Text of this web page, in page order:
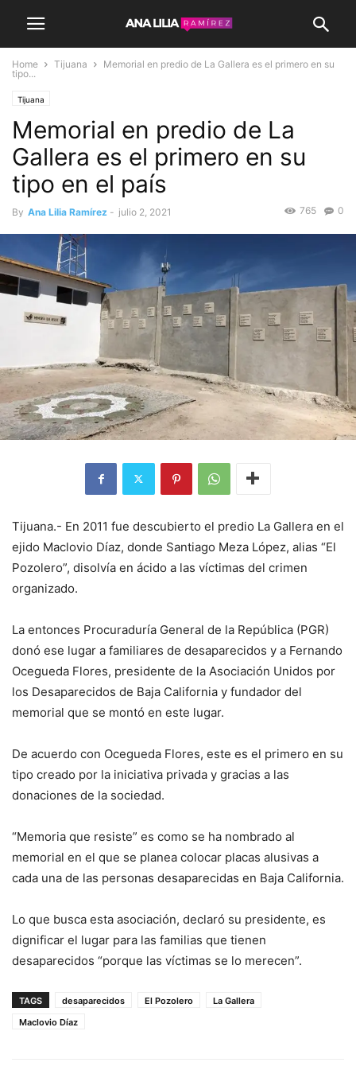
Home Tijuana
Memorial en predio de La Gallera es el primero en su
tipo...
Tijuana
Memorial en predio de La
Gallera es el primero en su
tipo en el país
By Ana Lilia Ramírez - julio 2, 2021 0
765
Tijuana.- En 2011 fue descubierto el predio La Gallera en el
ejido Maclovio Díaz, donde Santiago Meza López, alias “El
Pozolero”, disolvía en ácido a las víctimas del crimen
organizado.
La entonces Procuraduría General de la República (PGR)
donó ese lugar a familiares de desaparecidos y a Fernando
Ocegueda Flores, presidente de la Asociación Unidos por
los Desaparecidos de Baja California y fundador del
memorial que se montó en este lugar.
De acuerdo con Ocegueda Flores, este es el primero en su
tipo creado por la iniciativa privada y gracias a las
donaciones de la sociedad.
“Memoria que resiste” es como se ha nombrado al
memorial en el que se planea colocar placas alusivas a
cada una de las personas desaparecidas en Baja California.
Lo que busca esta asociación, declaró su presidente, es
dignificar el lugar para las familias que tienen
desaparecidos “porque las víctimas se lo merecen”.
TAGS desaparecidos El Pozolero
La Gallera
Maclovio Díaz